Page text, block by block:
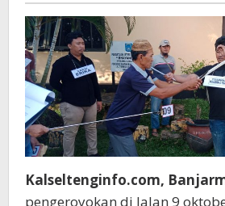
Kalseltenginfo.com,
pengeroyokan di Jalan 9